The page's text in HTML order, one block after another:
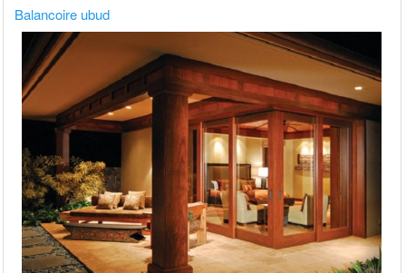
Balancoire ubud